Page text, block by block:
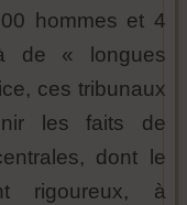
hommes et 4
de « longues
ces tribunaux
les faits de
dont le
rigoureux, à